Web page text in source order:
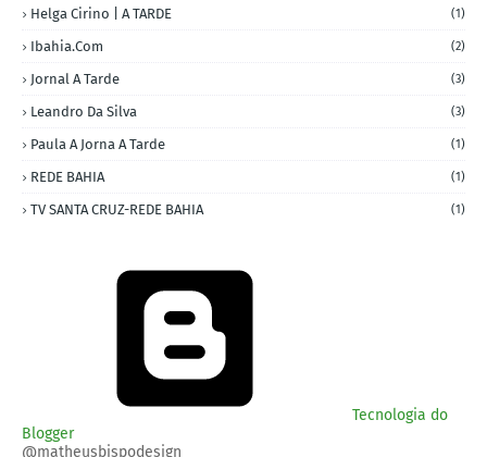
Helga Cirino | A TARDE (1)
Ibahia.com (2)
Jornal A Tarde (3)
Leandro Da Silva (3)
Paula A Jorna A Tarde (1)
REDE BAHIA (1)
TV SANTA CRUZ-REDE BAHIA (1)
Tecnologia do
Blogger
@matheusbispodesign